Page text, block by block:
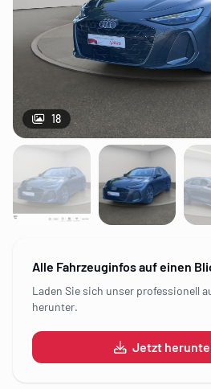
18
Alle Fahrzeuginfos auf einen
Laden Sie sich unser professionell
herunter.
Jetzt